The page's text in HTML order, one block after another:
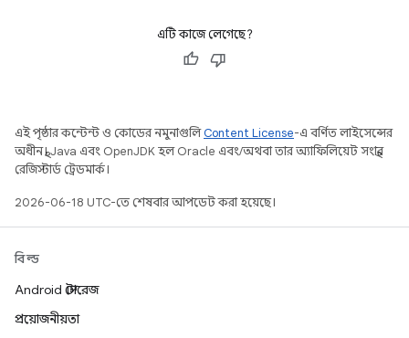
এটি কাজে লেগেছে?
এই পৃষ্ঠার কন্টেন্ট ও কোডের নমুনাগুলিContent License-এ বর্ণিত লাইসেন্সের
অধীনস্থ। Java এবং OpenJDK হল Oracle এবং/অথবা তার অ্যাফিলিয়েট সংস্থার
রেজিস্টার্ড ট্রেডমার্ক।
2026-06-18 UTC-তে শেষবার আপডেট করা হয়েছে।
বিল্ড
Android স্টোরেজ
প্রয়োজনীয়তা